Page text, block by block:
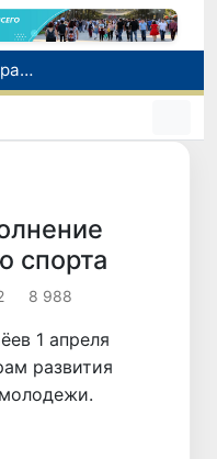
С 1 сентября пассажиры должны будут оплачивать проезд сразу при посадке в автобус
В Сурхандарье пресечена деятельность подпольной группы, планировавшей теракты и выезд в Сирию
спорта
8 988
1 апреля
развития